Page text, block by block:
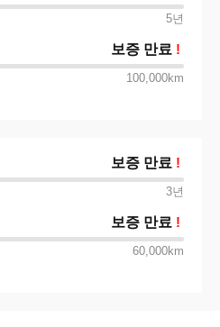
5년
보증 만료 !
100,000km
보증 만료 !
3년
보증 만료 !
60,000km